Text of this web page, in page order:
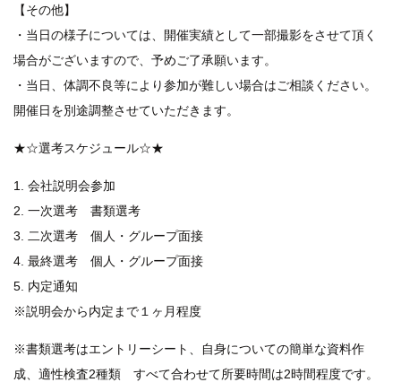
【その他】
・当日の様子については、開催実績として一部撮影をさせて頂く
場合がございますので、予めご了承願います。
・当日、体調不良等により参加が難しい場合はご相談ください。
開催日を別途調整させていただきます。
★☆選考スケジュール☆★
1. 会社説明会参加
2. 一次選考 書類選考
3. 二次選考 個人・グループ面接
4. 最終選考 個人・グループ面接
5. 内定通知
※説明会から内定まで１ヶ月程度
※書類選考はエントリーシート、自身についての簡単な資料作
成、適性検査2種類 すべて合わせて所要時間は2時間程度です。